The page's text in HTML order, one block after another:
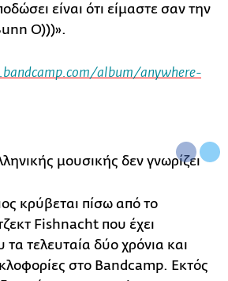
είναι ότι είμαστε σαν την
O)))».
album/anywhere-
κρύβεται πίσω από το
Fishnacht που έχει
τα τελευταία δύο χρόνια και
στο Βandcamp. Εκτός